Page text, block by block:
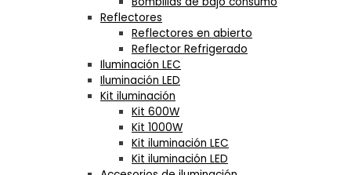
Reflectores
Reflectores en abierto
Reflector Refrigerado
Iluminación LEC
Iluminación LED
Kit iluminación
Kit 600W
Kit 1000W
Kit iluminación LEC
Kit iluminación LED